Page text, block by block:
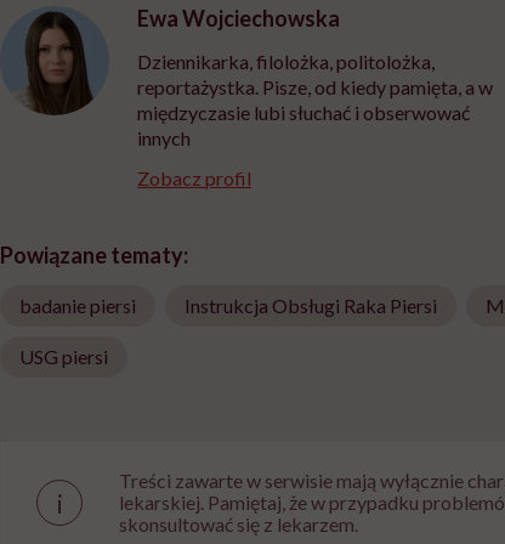
Ewa Wojciechowska
Dziennikarka, filolożka, politolożka,
reportażystka. Pisze, od kiedy pamięta, a w
międzyczasie lubi słuchać i obserwować
innych
Zobacz profil
Powiązane tematy:
badanie piersi Instrukcja Obsługi Raka Piersi
USG piersi
i
Treści zawarte w serwisie mają wyłącznie
lekarskiej. Pamiętaj, że w przypadku
skonsultować się z lekarzem.